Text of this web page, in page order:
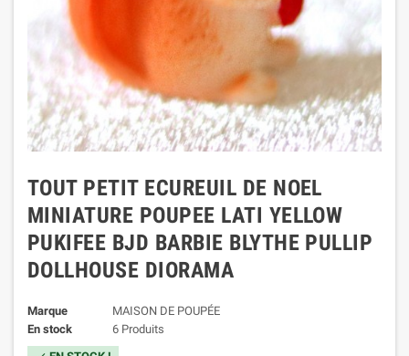
TOUT PETIT ECUREUIL DE NOEL
MINIATURE POUPEE LATI YELLOW
PUKIFEE BJD BARBIE BLYTHE PULLIP
DOLLHOUSE DIORAMA
Marque
MAISON DE POUPÉE
En stock
6 Produits